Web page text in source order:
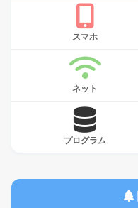
スマホ
ネット
プログラム